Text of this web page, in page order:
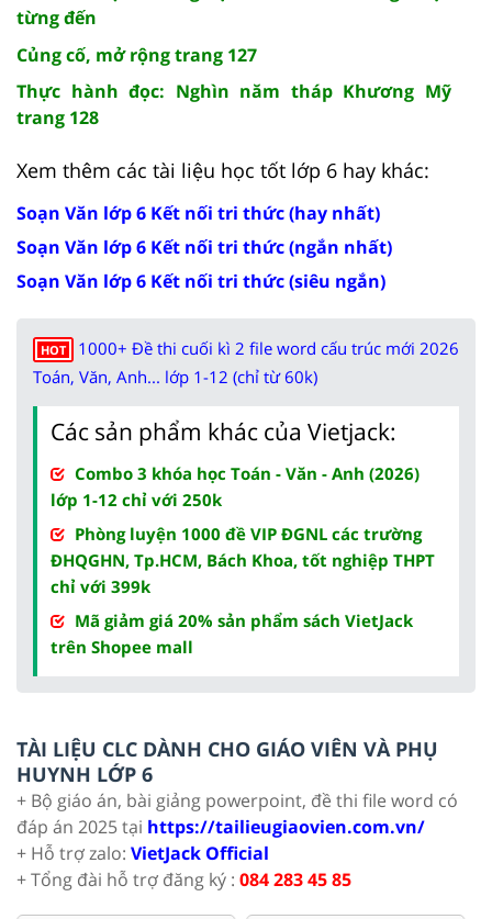
từng đến
Củng cố, mở rộng trang 127
Thực hành đọc: Nghìn năm tháp Khương Mỹ
trang 128
Xem thêm các tài liệu học tốt lớp 6 hay khác:
Soạn Văn lớp 6 Kết nối tri thức (hay nhất)
Soạn Văn lớp 6 Kết nối tri thức (ngắn nhất)
Soạn Văn lớp 6 Kết nối tri thức (siêu ngắn)
HOT
1000+ Đề thi cuối kì 2 file word cấu trúc mới 2026
Toán, Văn, Anh... lớp 1-12 (chỉ từ 60k)
Các sản phẩm khác của Vietjack:
Combo 3 khóa học Toán - Văn - Anh (2026)
lớp 1-12 chỉ với 250k
Phòng luyện 1000 đề VIP ĐGNL các trường
ĐHQGHN, Tp.HCM, Bách Khoa, tốt nghiệp THPT
chỉ với 399k
Mã giảm giá 20% sản phẩm sách VietJack
trên Shopee mall
TÀI LIỆU CLC DÀNH CHO GIÁO VIÊN VÀ PHỤ
HUYNH LỚP 6
+ Bộ giáo án, bài giảng powerpoint, đề thi file word có
đáp án 2025 tại https://tailieugiaovien.com.vn/
+ Hỗ trợ zalo: VietJack Official
+ Tổng đài hỗ trợ đăng ký : 084 283 45 85